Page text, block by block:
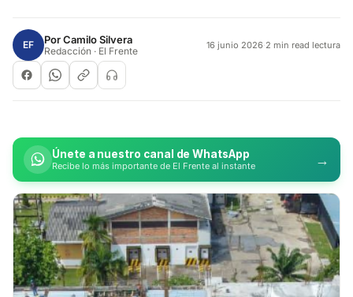
EF PorCamilo Silvera
Redacción · El Frente 16 junio 2026·2 min read lectura
Únete a nuestro canal de WhatsApp
Recibe lo más importante de El Frente al instante →